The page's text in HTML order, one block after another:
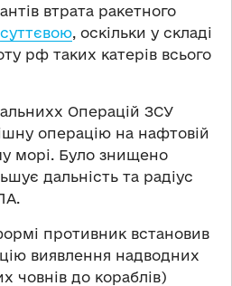
втрата ракетного
суттєвою, оскільки у складі
рф таких катерів всього
Операцій ЗСУ
операцію на нафтовій
морі. Було знищено
дальність та радіус
противник встановив
виявлення надводних
човнів до кораблів)